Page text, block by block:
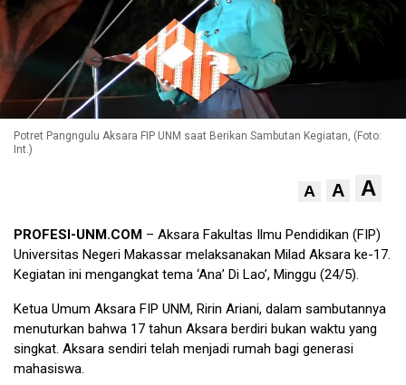
Potret Pangngulu Aksara FIP UNM saat Berikan Sambutan Kegiatan, (Foto:
Int.)
A A A
PROFESI-UNM.COM – Aksara Fakultas Ilmu Pendidikan (FIP)
Universitas Negeri Makassar melaksanakan Milad Aksara ke-17.
Kegiatan ini mengangkat tema ‘Ana’ Di Lao’, Minggu (24/5).
Ketua Umum Aksara FIP UNM, Ririn Ariani, dalam sambutannya
menuturkan bahwa 17 tahun Aksara berdiri bukan waktu yang
singkat. Aksara sendiri telah menjadi rumah bagi generasi
mahasiswa.